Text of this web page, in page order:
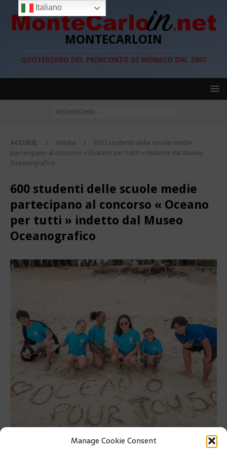
Manage Cookie Consent
MONTECARLOIN
QUOTIDIANO DEL PRINCIPATO DI MONACO DAL 2007
ACCUEIL Média
600 studenti delle scuole medie
partecipano al concorso « Oceano per tutti » indetto dal Museo
Oceanografico
600 studenti delle scuole medie
partecipano al concorso « Oceano
per tutti » indetto dal Museo
Oceanografico
Italiano